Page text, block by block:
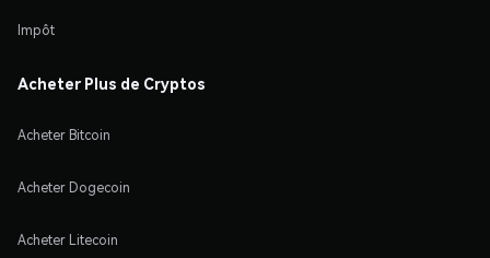
Impôt
Acheter Plus de Cryptos
Acheter Bitcoin
Acheter Dogecoin
Acheter Litecoin